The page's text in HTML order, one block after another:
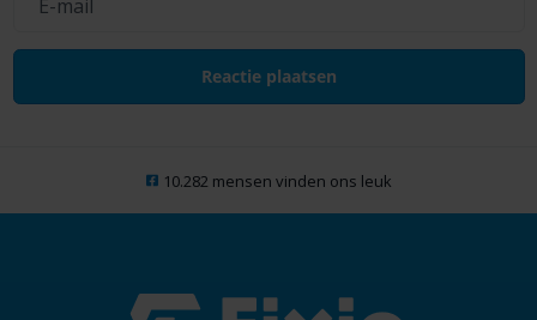
10.282 mensen vinden ons leuk